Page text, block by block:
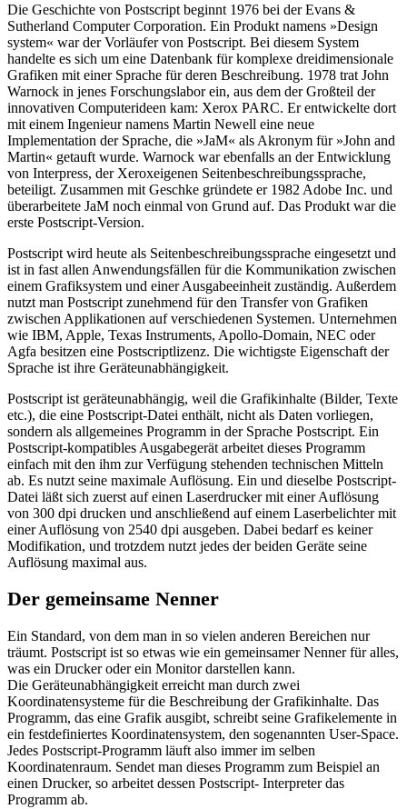
Die Geschichte von Postscript beginnt 1976 bei der Evans &
Sutherland Computer Corporation. Ein Produkt namens »Design
system« war der Vorläufer von Postscript. Bei diesem System
handelte es sich um eine Datenbank für komplexe dreidimensionale
Grafiken mit einer Sprache für deren Beschreibung. 1978 trat John
Warnock in jenes Forschungslabor ein, aus dem der Großteil der
innovativen Computerideen kam: Xerox PARC. Er entwickelte dort
mit einem Ingenieur namens Martin Newell eine neue
Implementation der Sprache, die »JaM« als Akronym für »John and
Martin« getauft wurde. Warnock war ebenfalls an der Entwicklung
von Interpress, der Xeroxeigenen Seitenbeschreibungssprache,
beteiligt. Zusammen mit Geschke gründete er 1982 Adobe Inc. und
überarbeitete JaM noch einmal von Grund auf. Das Produkt war die
erste Postscript-Version.
Postscript wird heute als Seitenbeschreibungssprache eingesetzt und
ist in fast allen Anwendungsfällen für die Kommunikation zwischen
einem Grafiksystem und einer Ausgabeeinheit zuständig. Außerdem
nutzt man Postscript zunehmend für den Transfer von Grafiken
zwischen Applikationen auf verschiedenen Systemen. Unternehmen
wie IBM, Apple, Texas Instruments, Apollo-Domain, NEC oder
Agfa besitzen eine Postscriptlizenz. Die wichtigste Eigenschaft der
Sprache ist ihre Geräteunabhängigkeit.
Postscript ist geräteunabhängig, weil die Grafikinhalte (Bilder, Texte
etc.), die eine Postscript-Datei enthält, nicht als Daten vorliegen,
sondern als allgemeines Programm in der Sprache Postscript. Ein
Postscript-kompatibles Ausgabegerät arbeitet dieses Programm
einfach mit den ihm zur Verfügung stehenden technischen Mitteln
ab. Es nutzt seine maximale Auflösung. Ein und dieselbe Postscript-
Datei läßt sich zuerst auf einen Laserdrucker mit einer Auflösung
von 300 dpi drucken und anschließend auf einem Laserbelichter mit
einer Auflösung von 2540 dpi ausgeben. Dabei bedarf es keiner
Modifikation, und trotzdem nutzt jedes der beiden Geräte seine
Auflösung maximal aus.
Der gemeinsame Nenner
Ein Standard, von dem man in so vielen anderen Bereichen nur
träumt. Postscript ist so etwas wie ein gemeinsamer Nenner für alles,
was ein Drucker oder ein Monitor darstellen kann.
Die Geräteunabhängigkeit erreicht man durch zwei
Koordinatensysteme für die Beschreibung der Grafikinhalte. Das
Programm, das eine Grafik ausgibt, schreibt seine Grafikelemente in
ein festdefiniertes Koordinatensystem, den sogenannten User-Space.
Jedes Postscript-Programm läuft also immer im selben
Koordinatenraum. Sendet man dieses Programm zum Beispiel an
einen Drucker, so arbeitet dessen Postscript- Interpreter das
Programm ab.